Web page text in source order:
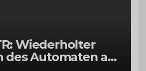
Wiederholter
des Automaten am